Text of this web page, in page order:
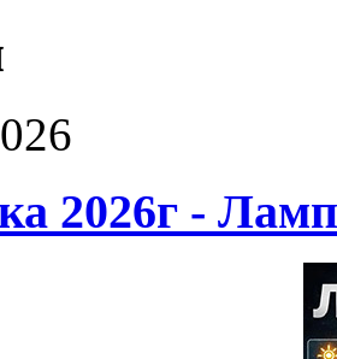
2026г -